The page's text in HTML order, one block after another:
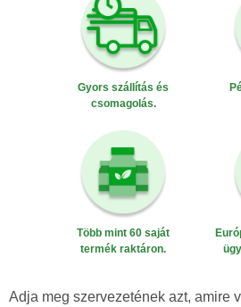
Gyors szállítás és
csomagolás.
Több mint 60 saját
termék raktáron.
Adja meg szervezetének azt, amire